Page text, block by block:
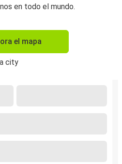
en todo el mundo.
el mapa